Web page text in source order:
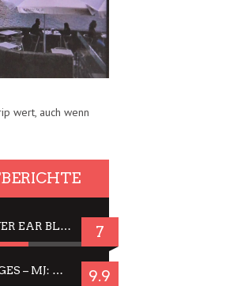
wert, auch wenn
JBL TUNE 720BT: OVER EAR BLUETOOTH KOPFHÖRER UM DIE 50,-€ IM DAUER-TEST 7
WEGEN DES ERFOLGES – MJ: MICHAEL JACKSON MUSICAL IN EINER MATINEE SEHEN 9.9